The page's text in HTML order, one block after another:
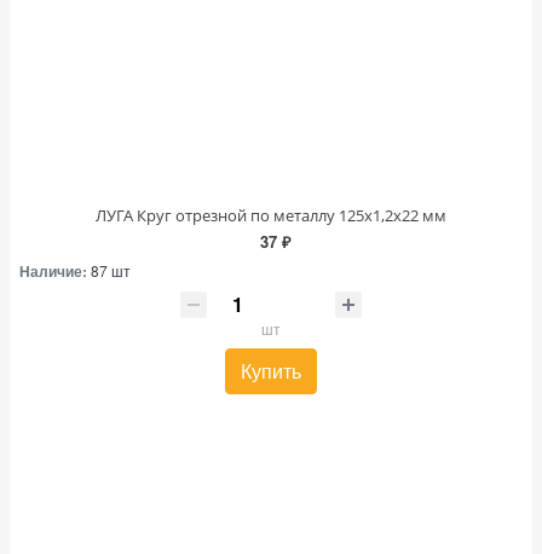
ЛУГА Круг отрезной по металлу 125х1,2х22 мм
37 ₽
Наличие: 87 шт
шт
Купить